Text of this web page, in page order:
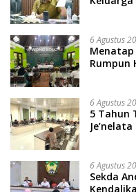
6 Agustus
Menatap
Rumpun
Soal
6 Agustus
5 Tahun
6 Agustus
Sekda